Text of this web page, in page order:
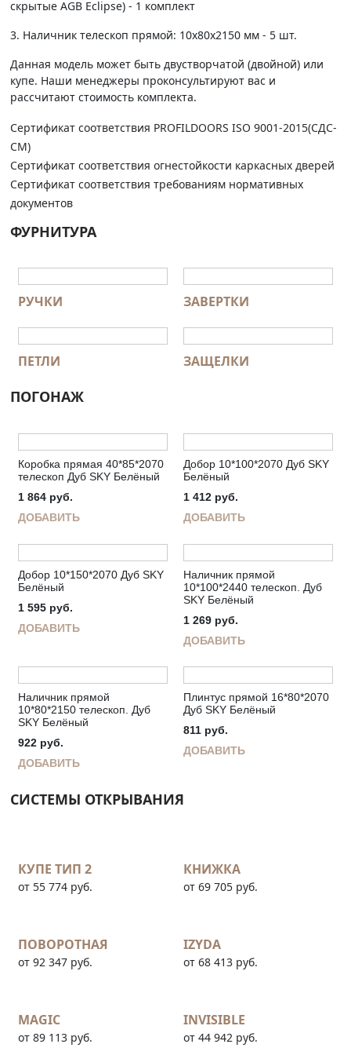
скрытые AGB Eclipse) - 1 комплект
3. Наличник телескоп прямой: 10х80х2150 мм - 5 шт.
Данная модель может быть двустворчатой (двойной) или
купе. Наши менеджеры проконсультируют вас и
рассчитают стоимость комплекта.
Сертификат соответствия PROFILDOORS ISO 9001-2015(СДС-
СМ)
Сертификат соответствия огнестойкости каркасных дверей
Сертификат соответствия требованиям нормативных
документов
ФУРНИТУРА
РУЧКИ ЗАВЕРТКИ
ПЕТЛИ ЗАЩЕЛКИ
ПОГОНАЖ
Коробка прямая 40*85*2070
телескоп Дуб SKY Белёный
1 864 руб.
ДОБАВИТЬ
Добор 10*100*2070 Дуб SKY
Белёный
1 412 руб.
ДОБАВИТЬ
Добор 10*150*2070 Дуб SKY
Белёный
1 595 руб.
ДОБАВИТЬ
Наличник прямой
10*100*2440 телескоп. Дуб
SKY Белёный
1 269 руб.
ДОБАВИТЬ
Наличник прямой
10*80*2150 телескоп. Дуб
SKY Белёный
922 руб.
ДОБАВИТЬ
Плинтус прямой 16*80*2070
Дуб SKY Белёный
811 руб.
ДОБАВИТЬ
СИСТЕМЫ ОТКРЫВАНИЯ
КУПЕ ТИП 2
от 55 774 руб.
КНИЖКА
от 69 705 руб.
ПОВОРОТНАЯ
от 92 347 руб.
IZYDA
от 68 413 руб.
MAGIC
от 89 113 руб.
INVISIBLE
от 44 942 руб.